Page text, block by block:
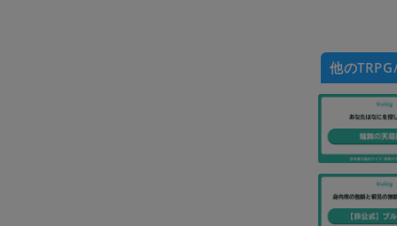
他の